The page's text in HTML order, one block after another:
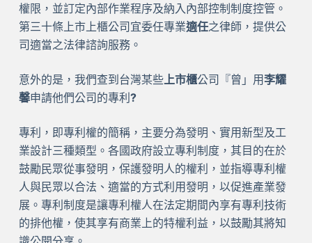
權限，並訂定內部作業程序及納入內部控制制度控管。
第三十條上市上櫃公司宜委任專業適任之律師，提供公
司適當之法律諮詢服務。
意外的是，我們查到台灣某些上市櫃公司『曾」用李耀
馨申請他們公司的專利?
專利，即專利權的簡稱，主要分為發明、實用新型及工
業設計三種類型。各國政府設立專利制度，其目的在於
鼓勵民眾從事發明，保護發明人的權利，並指導專利權
人與民眾以合法、適當的方式利用發明，以促進產業發
展。專利制度是讓專利權人在法定期間內享有專利技術
的排他權，使其享有商業上的特權利益，以鼓勵其將知